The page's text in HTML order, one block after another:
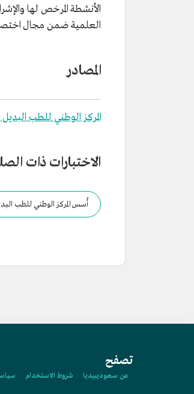
الأنشطة المرخص لها
العلمية ضمن مجال
المصادر
المركز الوطني للطب
الاختبارات ذات
أُسس المركز الوطني للطب
تصفح
عن سعوديبيديا شروط الاستخدام